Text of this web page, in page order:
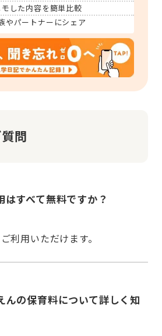
モした内容を簡単比較
やパートナーにシェア
問
はすべて無料ですか？
利用いただけます。
んの保育料について詳しく知